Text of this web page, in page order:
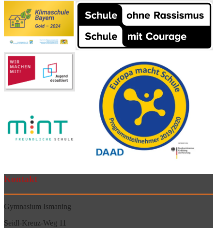
Kontakt
Gymnasium Ismaning
Seidl-Kreuz-Weg 11